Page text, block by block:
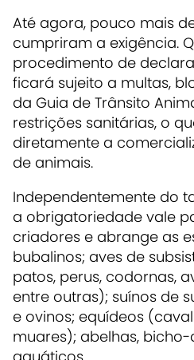
Até agora, pouco mais
cumpriram a exigência.
procedimento de
ficará sujeito a multas,
da Guia de Trânsito
restrições sanitárias, o
diretamente a
de animais.
Independentemente do
a obrigatoriedade vale
criadores e abrange as
bubalinos; aves de
patos, perus, codornas,
entre outras); suínos de
e ovinos; equídeos
muares); abelhas,